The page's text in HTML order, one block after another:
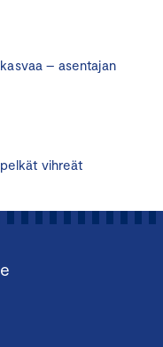
– asentajan
vihreät